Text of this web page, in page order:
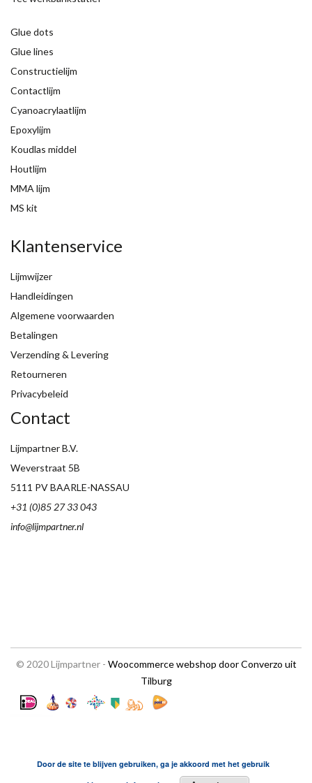
Glue dots
Glue lines
Constructielijm
Contactlijm
Cyanoacrylaatlijm
Epoxylijm
Koudlas middel
Houtlijm
MMA lijm
MS kit
Klantenservice
Lijmwijzer
Handleidingen
Algemene voorwaarden
Betalingen
Verzending & Levering
Retourneren
Privacybeleid
Contact
Lijmpartner B.V.
Weverstraat 5B
5111 PV BAARLE-NASSAU
+31 (0)85 27 33 043
info@lijmpartner.nl
© 2020 Lijmpartner - Woocommerce webshop door Converzo uit
Tilburg
Door de site te blijven gebruiken, ga je akkoord met het gebruik